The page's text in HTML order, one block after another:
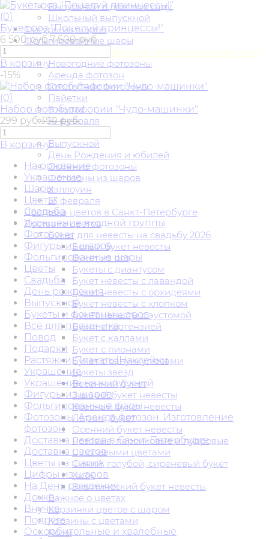
Выпускной в детском саду
Школьный выпускной
Фигуры из шаров
Фольгированные шары
Фотозоны. Аренда фотозон. Изготовление фотозон
Новогодние фотозоны
Аренда фотозон
Свадебные фотозоны
Пайетки
8 марта
14 февраля
Выпускной
День Рождения и юбилей
Осенние фотозоны
Фотозоны из шаров
Хэллоуин
23 февраля
Доставка цветов в Санкт-Петербурге
Доставка цветов
Букет для невесты на свадьбу 2026
Белый букет невесты
Букет из роз
Букеты с диантусом
Букет невесты с лавандой
Букет невесты с орхидеями
Букет невесты с хлопком
Букет невесты с эустомой
Букет с гортензией
Букет с каллами
Букет с пионами
Букет с ранункулюсами
Букеты звёзд
Весенний букет
Зимний букет невесты
Красный букет невесты
Летний букет
Осенний букет невесты
Розовые, персиковые и пудровые
С полевыми цветами
Синий, голубой, сиреневый букет
Хиты
Экзотический букет невесты
Важное о цветах
Корзинки цветов с шаром
Корзины с цветами
Розы
(0)
Букет роз "Поцелуй принцессы!"
6 500 руб.7 500 руб.
В корзину
-15%
(0)
Набор фотобутафории "Чудо-машинки"
299 руб.350 руб.
В корзину
На рождение
Украшение
Шары
Цветы
Свадьба
Украшение входной группы
Фотозоны
Фигуры из шаров
Фольгированные шары
Цветы
Свадьба
День рождения
Выпускной
Букеты и фонтаны шаров
Всё для праздника
Повод
Подарки
Растяжки|Плакаты|Наклейки
Украшение
Украшение на выпускной
Фигуры из шаров
Фольгированные шары
Фотозоны. Аренда фотозон. Изготовление
фотозон
Доставка цветов в Санкт-Петербурге
Доставка цветов
Цветы из шаров
Цифры из шаров
На День рождения
Дочке
Внучке
Подруге
Оскорбительные и хвалебные